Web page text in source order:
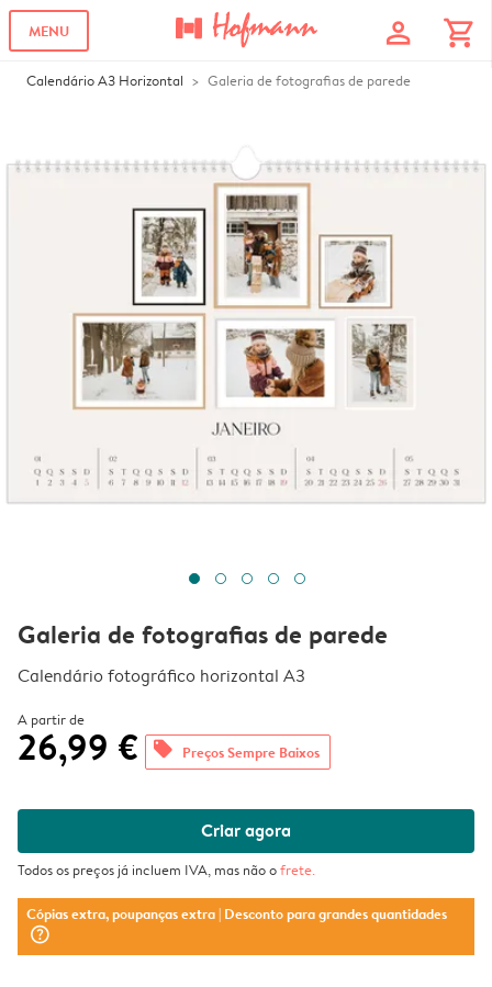
MENU profile shopping_cart
Calendário A3 Horizontal Galeria de fotografias de parede
Galeria de fotografias de parede
Calendário fotográfico horizontal A3
A partir de
26,99 € offers Preços Sempre Baixos
Criar agora
Todos os preços já incluem IVA, mas não ofrete.
Cópias extra, poupanças extra| Desconto para grandes quantidades
question_mark_circle